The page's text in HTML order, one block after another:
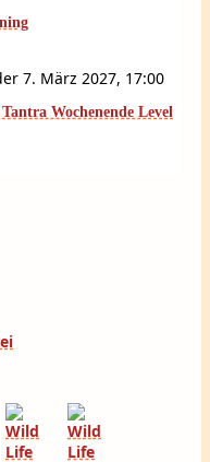
7. März 2027, 17:00
Wochenende Level